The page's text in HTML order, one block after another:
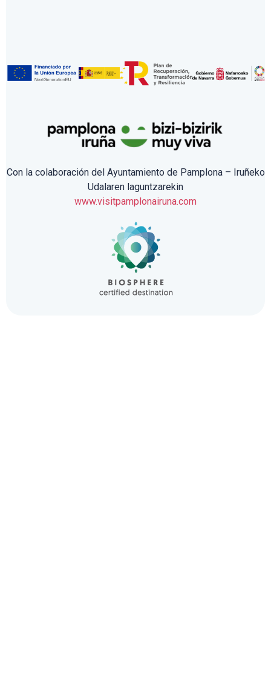
Con la colaboración del Ayuntamiento de Pamplona – Iruñeko
Udalaren laguntzarekin
www.visitpamplonairuna.com